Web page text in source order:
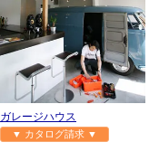
ガレージハウス
▼ カタログ請求 ▼